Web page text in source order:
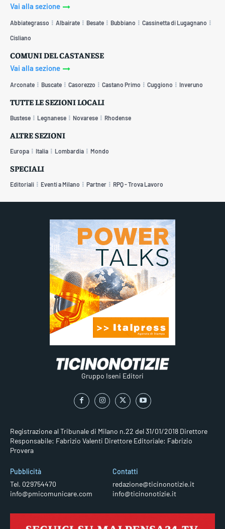
Vai alla sezione
Abbiategrasso Albairate Besate Bubbiano Cassinetta di Lugagnano
Cisliano
COMUNI DEL CASTANESE
Vai alla sezione
Arconate Buscate Casorezzo Castano Primo Cuggiono Inveruno
TUTTE LE SEZIONI LOCALI
Bustese Legnanese Novarese Rhodense
ALTRE SEZIONI
Europa Italia Lombardia Mondo
SPECIALI
Editoriali Eventi a Milano Partner RPQ - Trova Lavoro
Gruppo Iseni Editori
Registrazione al Tribunale di Milano n.22 del 31/01/2018 Direttore
Responsabile: Fabrizio Valenti Direttore Editoriale: Fabrizio
Provera
Pubblicità
Tel. 029754470
info@pmicomunicare.com
Contatti
redazione@ticinonotizie.it
info@ticinonotizie.it